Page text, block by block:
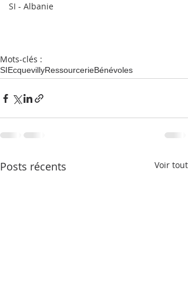
SI - Albanie
Mots-clés :
SIEcquevillyRessourcerieBénévoles
Posts récents Voir tout